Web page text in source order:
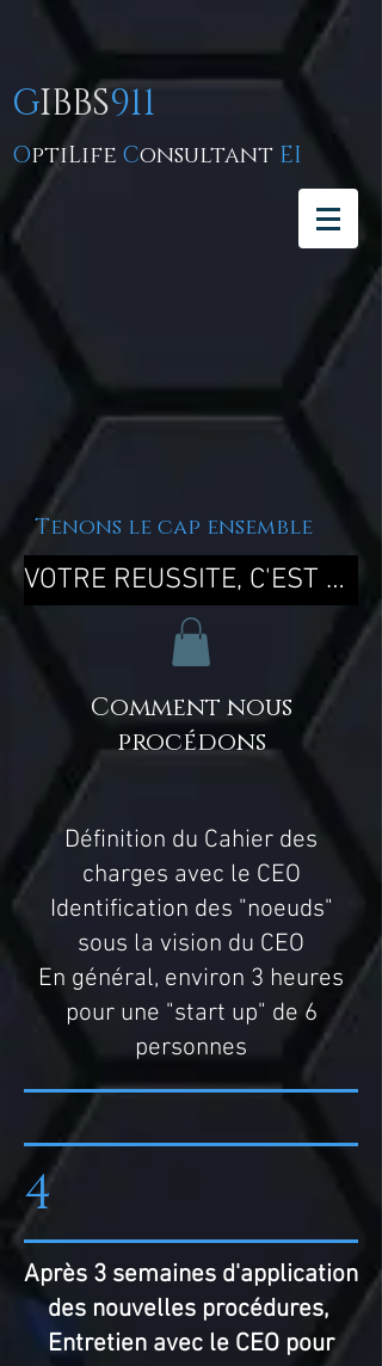
GIBBS911
OptiLife Consultant EI
Tenons le cap ensemble
VOTRE REUSSITE, C'EST MA REUSSITE !
Comment nous
procédons
Définition du Cahier des
charges avec le CEO
Identification des "noeuds"
sous la vision du CEO
En général, environ 3 heures
pour une "start up" de 6
personnes
4
Après 3 semaines d'application
des nouvelles procédures,
Entretien avec le CEO pour